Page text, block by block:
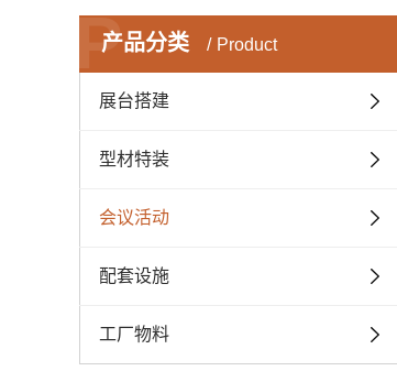
产品分类 Product
P
展台搭建
型材特装
会议活动
配套设施
工厂物料